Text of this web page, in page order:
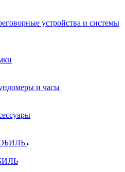
устройства и системы
и часы